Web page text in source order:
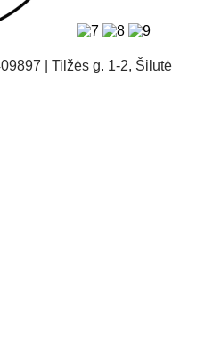
| Tilžės g. 1-2, Šilutė